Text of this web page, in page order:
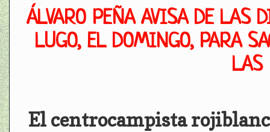
ÁLVARO PEÑA AVISA DE LAS
LUGO, EL DOMINGO, PARA
LAS
El centrocampista